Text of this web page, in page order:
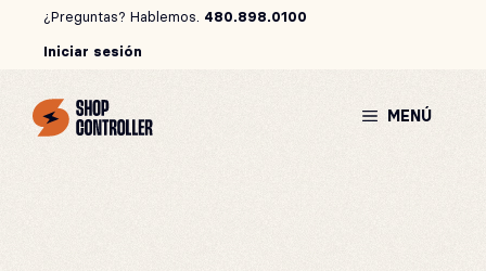
contenido
¿Preguntas? Hablemos. 480.898.0100
Iniciar sesión
MENÚ